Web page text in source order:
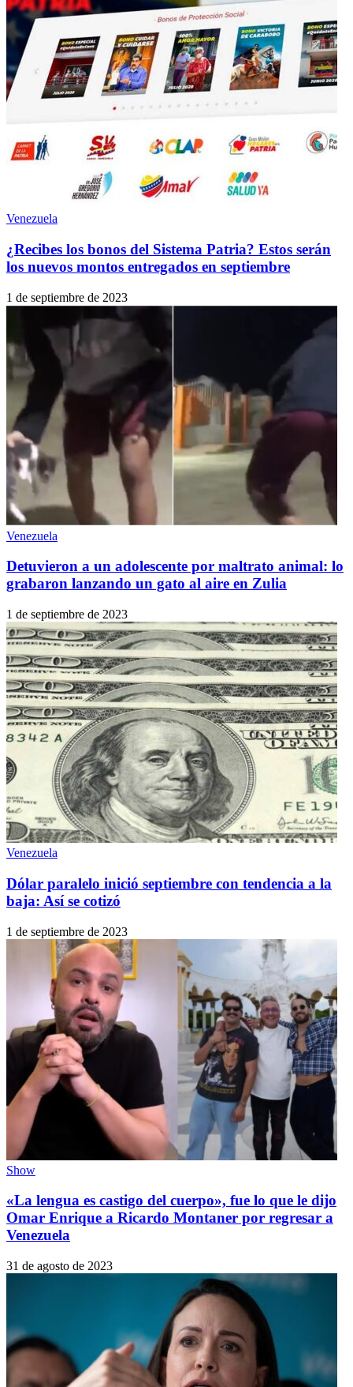
Venezuela
¿Recibes los bonos del Sistema Patria? Estos serán
los nuevos montos entregados en septiembre
1 de septiembre de 2023
Venezuela
Detuvieron a un adolescente por maltrato animal: lo
grabaron lanzando un gato al aire en Zulia
1 de septiembre de 2023
Venezuela
Dólar paralelo inició septiembre con tendencia a la
baja: Así se cotizó
1 de septiembre de 2023
Show
«La lengua es castigo del cuerpo», fue lo que le dijo
Omar Enrique a Ricardo Montaner por regresar a
Venezuela
31 de agosto de 2023